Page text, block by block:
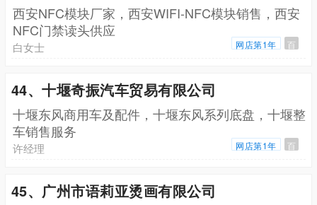
西安NFC模块厂家，西安WIFI-NFC模块销售，西安
NFC门禁读头供应
白女士 网店第1年 百
44、十堰奇振汽车贸易有限公司
十堰东风商用车及配件，十堰东风系列底盘，十堰整
车销售服务
许经理 网店第1年 百
45、广州市语莉亚烫画有限公司